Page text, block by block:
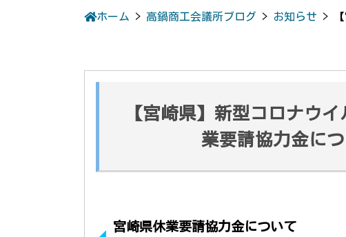
ホーム > 高鍋商工会議所ブログ > お知らせ >
【宮崎県】新型コロナウ
業要請協力金に
宮崎県休業要請協力金について